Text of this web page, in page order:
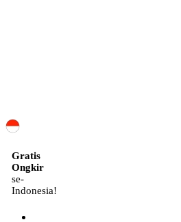
Gratis
Ongkir
se-
Indonesia!